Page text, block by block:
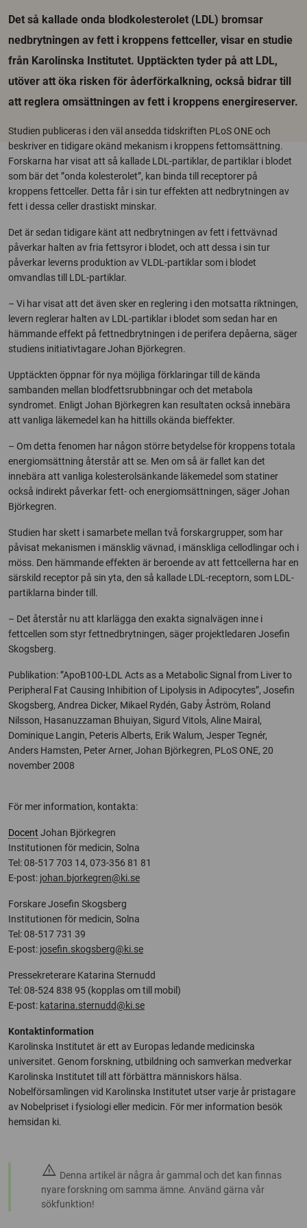
Det så kallade onda blodkolesterolet (LDL) bromsar
nedbrytningen av fett i kroppens fettceller, visar en studie
från Karolinska Institutet. Upptäckten tyder på att LDL,
utöver att öka risken för åderförkalkning, också bidrar till
att reglera omsättningen av fett i kroppens energireserver.
Studien publiceras i den väl ansedda tidskriften PLoS ONE och
beskriver en tidigare okänd mekanism i kroppens fettomsättning.
Forskarna har visat att så kallade LDL-partiklar, de partiklar i blodet
som bär det ”onda kolesterolet”, kan binda till receptorer på
kroppens fettceller. Detta får i sin tur effekten att nedbrytningen av
fett i dessa celler drastiskt minskar.
Det är sedan tidigare känt att nedbrytningen av fett i fettvävnad
påverkar halten av fria fettsyror i blodet, och att dessa i sin tur
påverkar leverns produktion av VLDL-partiklar som i blodet
omvandlas till LDL-partiklar.
– Vi har visat att det även sker en reglering i den motsatta riktningen,
levern reglerar halten av LDL-partiklar i blodet som sedan har en
hämmande effekt på fettnedbrytningen i de perifera depåerna, säger
studiens initiativtagare Johan Björkegren.
Upptäckten öppnar för nya möjliga förklaringar till de kända
sambanden mellan blodfettsrubbningar och det metabola
syndromet. Enligt Johan Björkegren kan resultaten också innebära
att vanliga läkemedel kan ha hittills okända bieffekter.
– Om detta fenomen har någon större betydelse för kroppens totala
energiomsättning återstår att se. Men om så är fallet kan det
innebära att vanliga kolesterolsänkande läkemedel som statiner
också indirekt påverkar fett- och energiomsättningen, säger Johan
Björkegren.
Studien har skett i samarbete mellan två forskargrupper, som har
påvisat mekanismen i mänsklig vävnad, i mänskliga cellodlingar och i
möss. Den hämmande effekten är beroende av att fettcellerna har en
särskild receptor på sin yta, den så kallade LDL-receptorn, som LDL-
partiklarna binder till.
– Det återstår nu att klarlägga den exakta signalvägen inne i
fettcellen som styr fettnedbrytningen, säger projektledaren Josefin
Skogsberg.
Publikation: ”ApoB100-LDL Acts as a Metabolic Signal from Liver to
Peripheral Fat Causing Inhibition of Lipolysis in Adipocytes”, Josefin
Skogsberg, Andrea Dicker, Mikael Rydén, Gaby Åström, Roland
Nilsson, Hasanuzzaman Bhuiyan, Sigurd Vitols, Aline Mairal,
Dominique Langin, Peteris Alberts, Erik Walum, Jesper Tegnér,
Anders Hamsten, Peter Arner, Johan Björkegren, PLoS ONE, 20
november 2008
För mer information, kontakta:
Docent Johan Björkegren
Institutionen för medicin, Solna
Tel: 08-517 703 14, 073-356 81 81
E-post: johan.bjorkegren@ki.se
Forskare Josefin Skogsberg
Institutionen för medicin, Solna
Tel: 08-517 731 39
E-post: josefin.skogsberg@ki.se
Pressekreterare Katarina Sternudd
Tel: 08-524 838 95 (kopplas om till mobil)
E-post: katarina.sternudd@ki.se
Kontaktinformation
Karolinska Institutet är ett av Europas ledande medicinska
universitet. Genom forskning, utbildning och samverkan medverkar
Karolinska Institutet till att förbättra människors hälsa.
Nobelförsamlingen vid Karolinska Institutet utser varje år pristagare
av Nobelpriset i fysiologi eller medicin. För mer information besök
hemsidan ki.
warning Denna artikel är några år gammal och det kan finnas
nyare forskning om samma ämne. Använd gärna vår
sökfunktion!